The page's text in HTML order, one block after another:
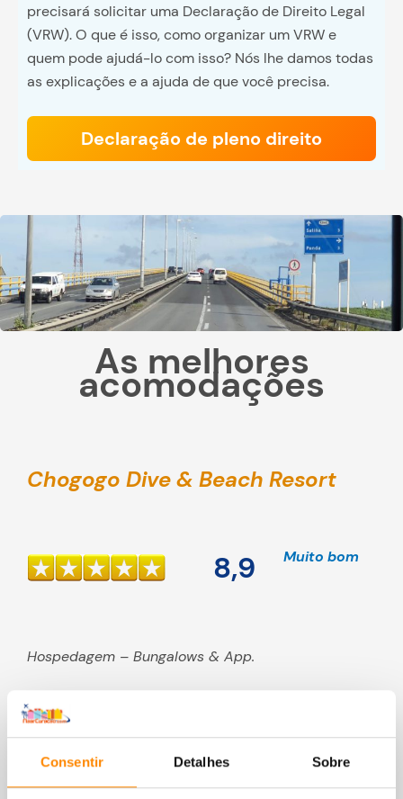
Consentir Detalhes Sobre
precisará solicitar uma Declaração de Direito Legal
(VRW). O que é isso, como organizar um VRW e
quem pode ajudá-lo com isso? Nós lhe damos todas
as explicações e a ajuda de que você precisa.
Declaração de pleno direito
As melhores
acomodações
Chogogo Dive & Beach Resort
8,9 Muito bom
Hospedagem – Bungalows & App.